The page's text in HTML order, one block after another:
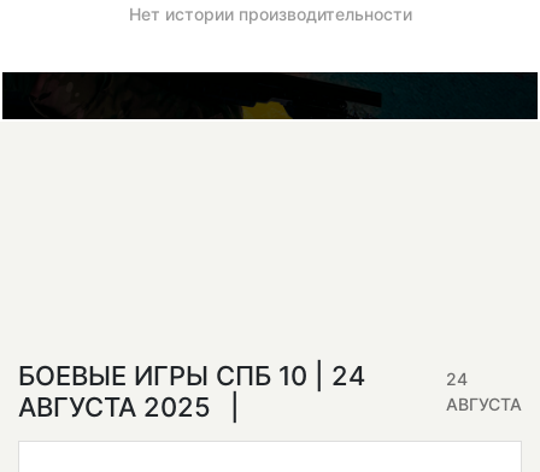
Нет истории производительности
БОЕВЫЕ ИГРЫ СПБ 10 | 24
АВГУСТА 2025
24
АВГУСТА